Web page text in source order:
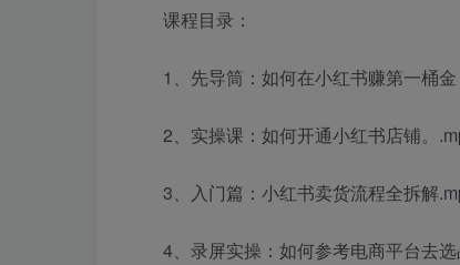
课程目录：
1、先导筒：如何在小红书赚第一桶
2、实操课：如何开通小红书店铺。
3、入门篇：小红书卖货流程全拆解
4、录屏实操：如何参考电商平台去